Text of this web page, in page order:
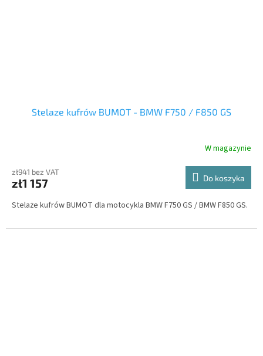
Stelaze kufrów BUMOT - BMW F750 / F850 GS
W magazynie
zł941 bez VAT
zł1 157 Do koszyka
Stelaże kufrów BUMOT dla motocykla BMW F750 GS / BMW F850 GS.